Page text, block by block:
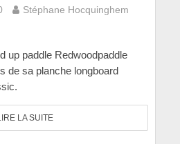
Stéphane Hocquinghem
up paddle Redwoodpaddle
de sa planche longboard
LA SUITE